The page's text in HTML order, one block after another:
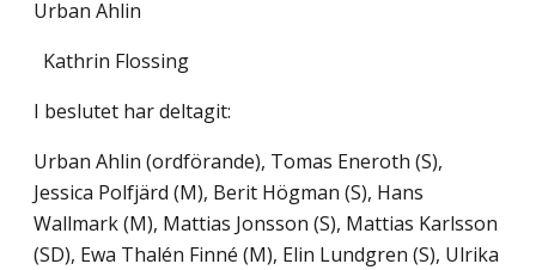
Urban Ahlin 
  Kathrin Flossing
I beslutet har deltagit:
Urban Ahlin (ordförande), Tomas Eneroth (S),
Jessica Polfjärd (M), Berit Högman (S), Hans
Wallmark (M), Mattias Jonsson (S), Mattias Karlsson
(SD), Ewa Thalén Finné (M), Elin Lundgren (S), Ulrika